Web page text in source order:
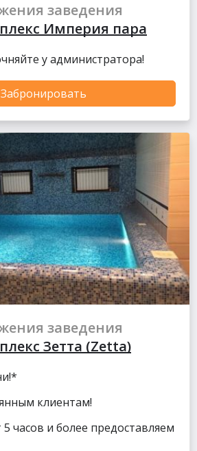
заведения
Империя пара
у администратора!
Забронировать
заведения
Зетта (Zetta)
клиентам!
5 часов и более предоставляем